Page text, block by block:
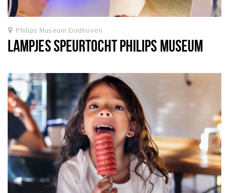
Philips Museum Eindhoven
LAMPJES SPEURTOCHT PHILIPS MUSEUM